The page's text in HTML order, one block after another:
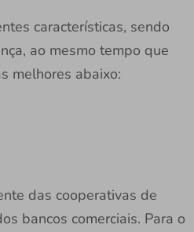
características, sendo
ao mesmo tempo que
melhores abaixo:
das cooperativas de
bancos comerciais. Para o